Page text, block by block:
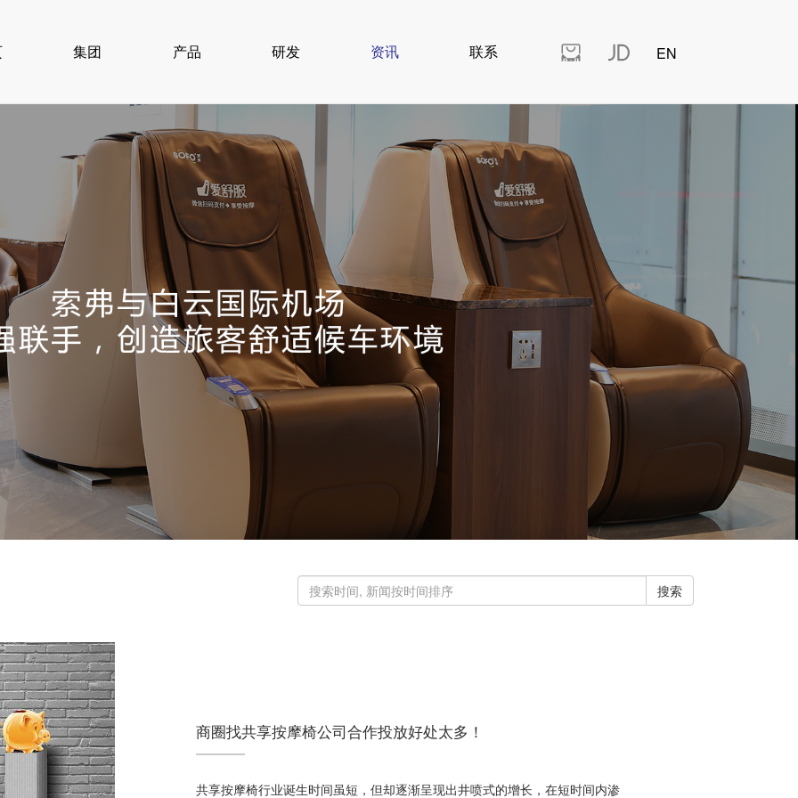
集团 产品 研发 资讯 联系 EN
搜索
商圈找共享按摩椅公司合作投放好处太多！
共享按摩椅行业诞生时间虽短，但却逐渐呈现出井喷式的增长，在短时间内渗